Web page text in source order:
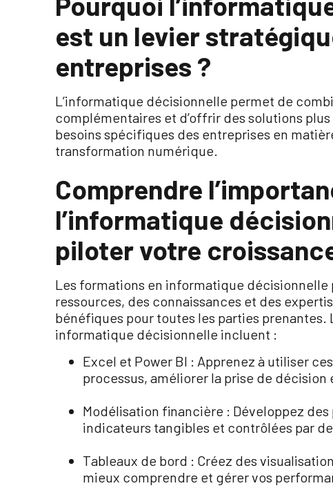
est un levier
entreprises ?
L’informatique décisionnelle permet de
complémentaires et d’offrir des solutions
besoins spécifiques des entreprises en
transformation numérique.
Comprendre
l’informatique
piloter votre
Les formations en informatique
ressources, des connaissances et des
bénéfiques pour toutes les parties prenantes.
informatique décisionnelle incluent :
Excel et Power BI : Apprenez à utiliser
processus, améliorer la prise de décision
Modélisation financière : Développez
indicateurs tangibles et contrôlées par
Tableaux de bord : Créez des
mieux comprendre et gérer vos